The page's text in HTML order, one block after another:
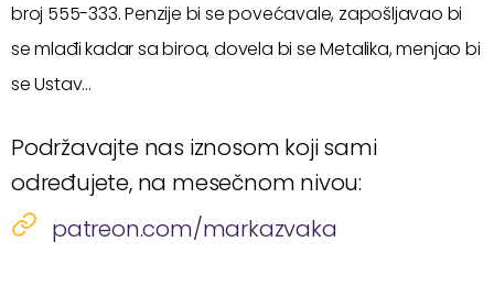
broj 555-333. Penzije bi se povećavale, zapošljavao bi
se mlađi kadar sa biroa, dovela bi se Metalika, menjao bi
se Ustav…
Podržavajte nas iznosom koji sami
određujete, na mesečnom nivou:
patreon.com/markazvaka